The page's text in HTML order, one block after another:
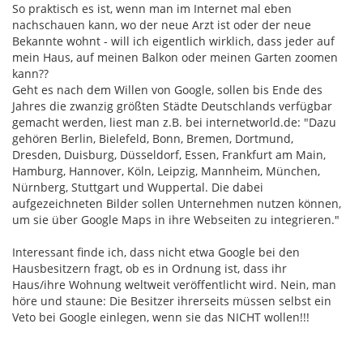
So praktisch es ist, wenn man im Internet mal eben
nachschauen kann, wo der neue Arzt ist oder der neue
Bekannte wohnt - will ich eigentlich wirklich, dass jeder auf
mein Haus, auf meinen Balkon oder meinen Garten zoomen
kann??
Geht es nach dem Willen von Google, sollen bis Ende des
Jahres die zwanzig größten Städte Deutschlands verfügbar
gemacht werden, liest man z.B. bei internetworld.de: "Dazu
gehören Berlin, Bielefeld, Bonn, Bremen, Dortmund,
Dresden, Duisburg, Düsseldorf, Essen, Frankfurt am Main,
Hamburg, Hannover, Köln, Leipzig, Mannheim, München,
Nürnberg, Stuttgart und Wuppertal. Die dabei
aufgezeichneten Bilder sollen Unternehmen nutzen können,
um sie über Google Maps in ihre Webseiten zu integrieren."
Interessant finde ich, dass nicht etwa Google bei den
Hausbesitzern fragt, ob es in Ordnung ist, dass ihr
Haus/ihre Wohnung weltweit veröffentlicht wird. Nein, man
höre und staune: Die Besitzer ihrerseits müssen selbst ein
Veto bei Google einlegen, wenn sie das NICHT wollen!!!